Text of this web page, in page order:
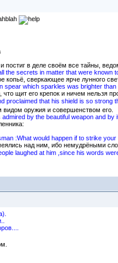
постиг в деле своём все тайны,
the secrets in matter that were known
сверкающее ярче лунного
which sparkles was brighter than
щит его крепок и ничем нельзя
proclaimed that his shield is so
оружия и совершенством его.
by the beautiful weapon and by
:What would happen if to strike
над ним, ибо немудрёными
laughed at him ,since his words